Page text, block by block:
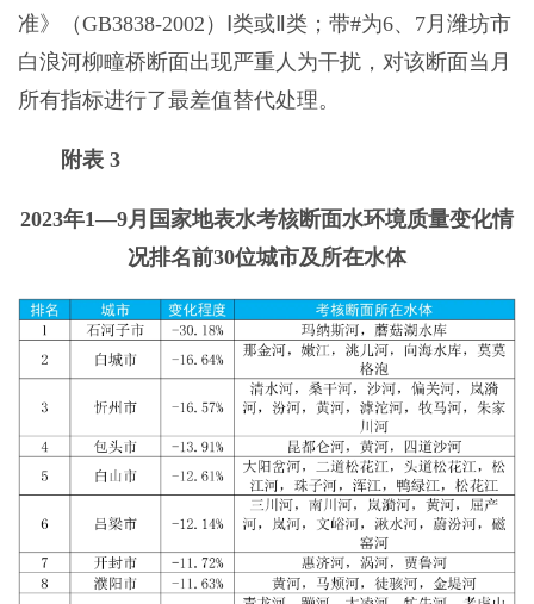
准》（GB3838-2002）Ⅰ类或Ⅱ类；带#为6、7月潍坊市
白浪河柳疃桥断面出现严重人为干扰，对该断面当月
所有指标进行了最差值替代处理。
附表 3
2023年1—9月国家地表水考核断面水环境质量变化情
况排名前30位城市及所在水体